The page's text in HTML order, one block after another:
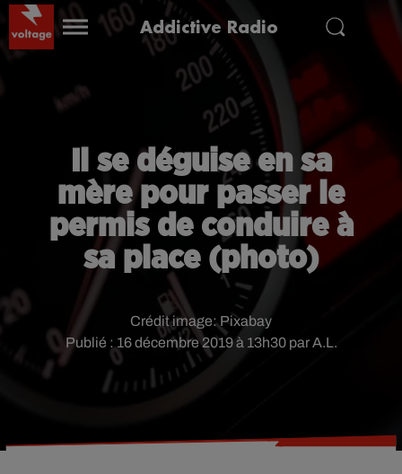
Addictive Radio
Il se déguise en sa
mère pour passer le
permis de conduire à
sa place (photo)
Publié : 16 décembre 2019 à 13h30 par A.L.
Crédit image:Pixabay